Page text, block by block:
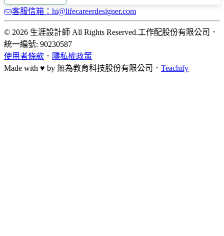
客服信箱：hi@lifecareerdesigner.com
© 2026 生涯設計師 All Rights Reserved.工作配股份有限公司 ．
統一編號: 90230587
使用者條款 ． 隱私權政策
Made with ♥ by 無為教育科技股份有限公司． Teachify